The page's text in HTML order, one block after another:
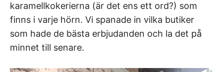
karamellkokerierna (är det ens ett ord?) som
finns i varje hörn. Vi spanade in vilka butiker
som hade de bästa erbjudanden och la det på
minnet till senare.